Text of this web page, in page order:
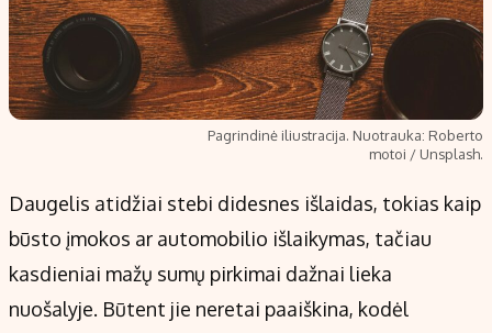
Pagrindinė iliustracija. Nuotrauka: Roberto
motoi / Unsplash.
Daugelis atidžiai stebi didesnes išlaidas, tokias kaip
būsto įmokos ar automobilio išlaikymas, tačiau
kasdieniai mažų sumų pirkimai dažnai lieka
nuošalyje. Būtent jie neretai paaiškina, kodėl